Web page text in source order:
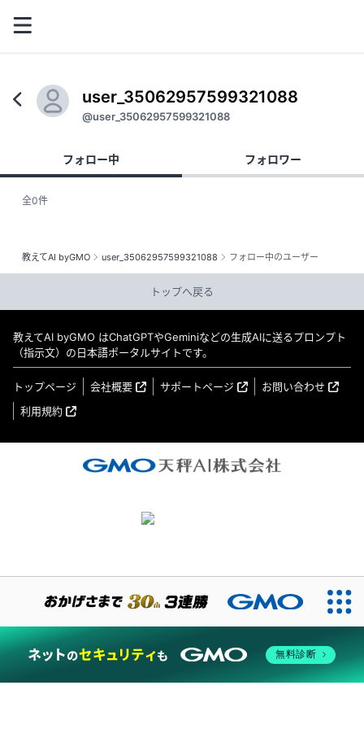
user_35062957599321088
@user_35062957599321088
フォロー中 フォロワー
全0件
教えてAI byGMO user_35062957599321088 フォロー中のユーザー
トップへ戻る
教えてAI byGMO はChatGPTやGeminiなどの生成AIに送るプロンプト
（指示文）の日本語ポータルサイトです。
トップページ 会社概要 サポートページ
お問い合わせ
利用規約
無料診断